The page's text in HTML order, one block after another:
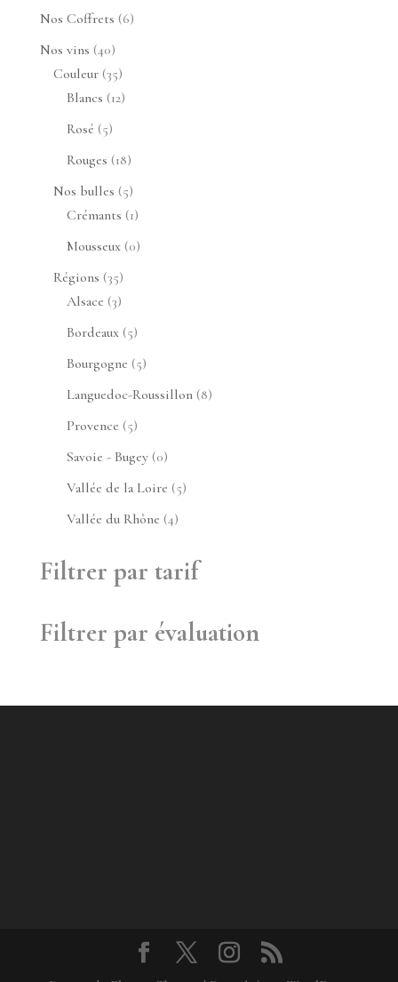
produit
Nos Coffrets 66
Nos vins 4040
produits
Couleur 3535
produits
Blancs 1212
Rosé 55
produits
Rouges 1818
produits
Nos bulles 55
produits
Crémants 11
produit
Mousseux 00
Régions 3535
produits
Alsace 33
produits
Bordeaux 55
produits
Bourgogne 55
produits
Languedoc-Roussillon 88
Provence 55
produits
Savoie - Bugey 00
produit
Vallée de la Loire 55
Vallée du Rhône 44
Filtrer par tarif
Filtrer par évaluation